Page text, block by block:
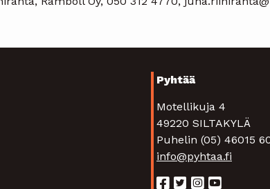
Pyhtää
Motellikuja 4
49220 SILTAKYLÄ
Puhelin (05) 46015
info@pyhtaa.fi